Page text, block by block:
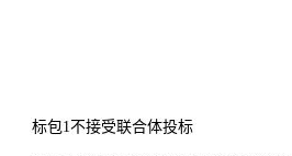
标包1不接受联合体投标